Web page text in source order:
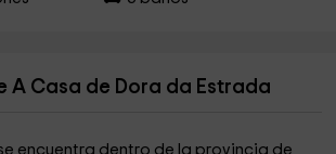
A Casa de Dora da Estrada
encuentra dentro de la provincia de